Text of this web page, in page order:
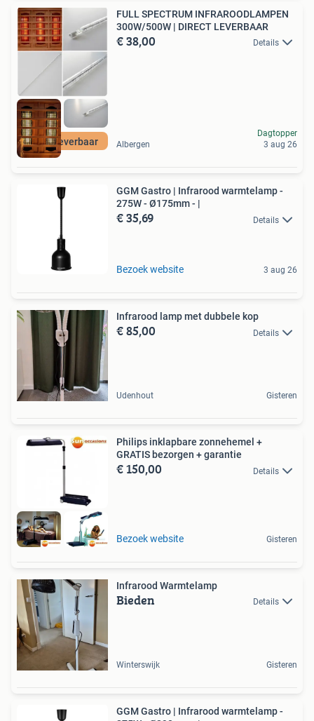
Direct leverbaar
FULL SPECTRUM INFRAROODLAMPEN
300W/500W | DIRECT LEVERBAAR
€ 38,00 Details
Albergen
Dagtopper
3 aug 26
GGM Gastro | Infrarood warmtelamp -
275W - Ø175mm - |
€ 35,69 Details
Bezoek website 3 aug 26
Infrarood lamp met dubbele kop
€ 85,00 Details
Udenhout Gisteren
Philips inklapbare zonnehemel +
GRATIS bezorgen + garantie
€ 150,00 Details
Bezoek website Gisteren
Infrarood Warmtelamp
Bieden Details
Winterswijk Gisteren
GGM Gastro | Infrarood warmtelamp -